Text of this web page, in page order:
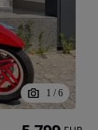
1 / 6